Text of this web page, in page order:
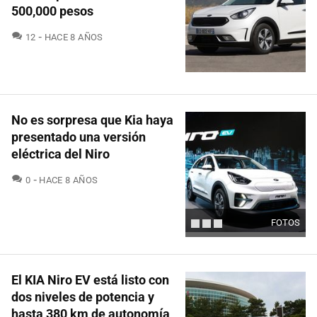
500,000 pesos
12 COMENTARIOS
HACE 8 AÑOS
FOTOS
No es sorpresa que Kia haya
presentado una versión
eléctrica del Niro
0 COMENTARIOS
HACE 8 AÑOS
El KIA Niro EV está listo con
dos niveles de potencia y
hasta 380 km de autonomía